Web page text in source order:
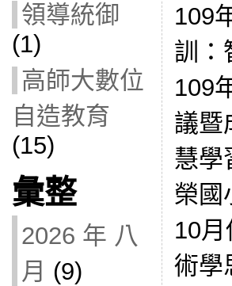
領導統御
(1)
高師大數位
自造教育
(15)
彙整
2026 年 八
月 (9)
109
訓：
109
議暨
慧學
榮國
10
術學